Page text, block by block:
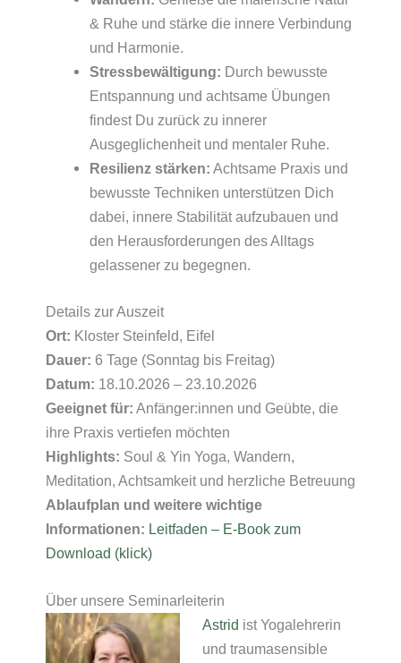
& Ruhe und stärke die innere Verbindung
und Harmonie.
Stressbewältigung: Durch bewusste
Entspannung und achtsame Übungen
findest Du zurück zu innerer
Ausgeglichenheit und mentaler Ruhe.
Resilienz stärken: Achtsame Praxis und
bewusste Techniken unterstützen Dich
dabei, innere Stabilität aufzubauen und
den Herausforderungen des Alltags
gelassener zu begegnen.
Details zur Auszeit
Ort: Kloster Steinfeld, Eifel
Dauer: 6 Tage (Sonntag bis Freitag)
Datum: 18.10.2026 – 23.10.2026
Geeignet für: Anfänger:innen und Geübte, die
ihre Praxis vertiefen möchten
Highlights: Soul & Yin Yoga, Wandern,
Meditation, Achtsamkeit und herzliche Betreuung
Ablaufplan und weitere wichtige
Informationen: Leitfaden – E-Book zum
Download (klick)
Über unsere Seminarleiterin
Astrid ist Yogalehrerin
und traumasensible